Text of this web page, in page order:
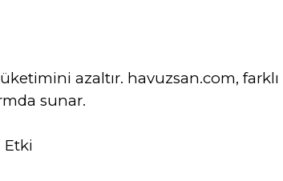
azaltır. havuzsan.com,
sunar.
Etki